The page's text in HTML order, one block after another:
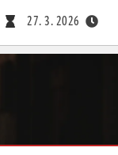
27. 3. 2026